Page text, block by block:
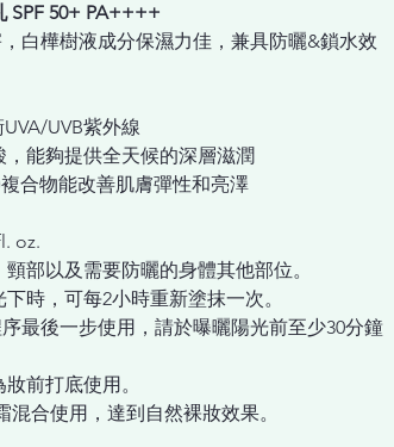
SPF 50+ PA++++
白樺樹液成分保濕力佳，兼具防曬&鎖水效
UVB紫外線
能夠提供全天候的深層滋潤
合物能改善肌膚彈性和亮澤
oz.
部以及需要防曬的身體其他部位。
時，可每2小時重新塗抹一次。
最後一步使用，請於曝曬陽光前至少30分鐘
前打底使用。
混合使用，達到自然裸妝效果。